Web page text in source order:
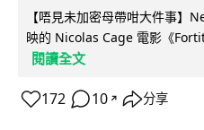
【唔見未加密母帶咁大件事】
映的 Nicolas Cage 電影《
閱讀全文
172 10 ↗ 分享